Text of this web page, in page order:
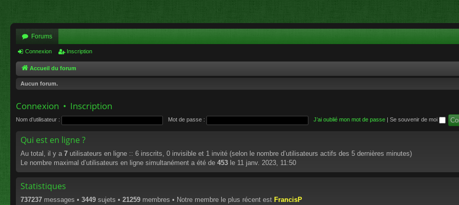
Forums
Connexion Inscription
Accueil du forum
Aucun forum.
Connexion • Inscription
Nom d’utilisateur : Mot de passe : J’ai oublié mon mot de passe Se souvenir de moi
Qui est en ligne ?
Au total, il y a 7 utilisateurs en ligne :: 6 inscrits, 0 invisible et 1 invité (selon le nombre d’utilisateurs actifs des 5 dernières minutes)
Le nombre maximal d’utilisateurs en ligne simultanément a été de 453 le 11 janv. 2023, 11:50
Statistiques
737237 messages • 3449 sujets • 21259 membres • Notre membre le plus récent est FrancisP